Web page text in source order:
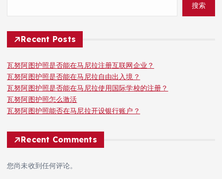
搜索
Recent Posts
瓦努阿图护照是否能在马尼拉注册互联网企业？
瓦努阿图护照是否能在马尼拉自由出入境？
瓦努阿图护照是否能在马尼拉使用国际学校的注册？
瓦努阿图护照怎么激活
瓦努阿图护照能否在马尼拉开设银行账户？
Recent Comments
您尚未收到任何评论。